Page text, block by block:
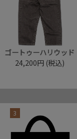
ゴートゥーハリウッド
24,200円 (税込)
3